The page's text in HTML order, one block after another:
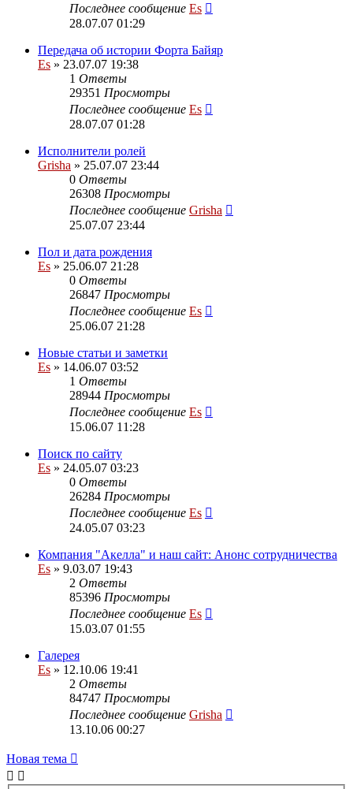
Последнее сообщение Es
28.07.07 01:29
Передача об истории Форта Байяр
Es » 23.07.07 19:38
1 Ответы
29351 Просмотры
Последнее сообщение Es
28.07.07 01:28
Исполнители ролей
Grisha » 25.07.07 23:44
0 Ответы
26308 Просмотры
Последнее сообщение Grisha
25.07.07 23:44
Пол и дата рождения
Es » 25.06.07 21:28
0 Ответы
26847 Просмотры
Последнее сообщение Es
25.06.07 21:28
Новые статьи и заметки
Es » 14.06.07 03:52
1 Ответы
28944 Просмотры
Последнее сообщение Es
15.06.07 11:28
Поиск по сайту
Es » 24.05.07 03:23
0 Ответы
26284 Просмотры
Последнее сообщение Es
24.05.07 03:23
Компания "Акелла" и наш сайт: Анонс сотрудничества
Es » 9.03.07 19:43
2 Ответы
85396 Просмотры
Последнее сообщение Es
15.03.07 01:55
Галерея
Es » 12.10.06 19:41
2 Ответы
84747 Просмотры
Последнее сообщение Grisha
13.10.06 00:27
Новая тема